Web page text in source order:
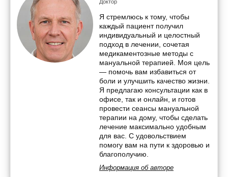
Доктор
Я стремлюсь к тому, чтобы
каждый пациент получил
индивидуальный и целостный
подход в лечении, сочетая
медикаментозные методы с
мануальной терапией. Моя цель
— помочь вам избавиться от
боли и улучшить качество жизни.
Я предлагаю консультации как в
офисе, так и онлайн, и готов
провести сеансы мануальной
терапии на дому, чтобы сделать
лечение максимально удобным
для вас. С удовольствием
помогу вам на пути к здоровью и
благополучию.
Информация об авторе